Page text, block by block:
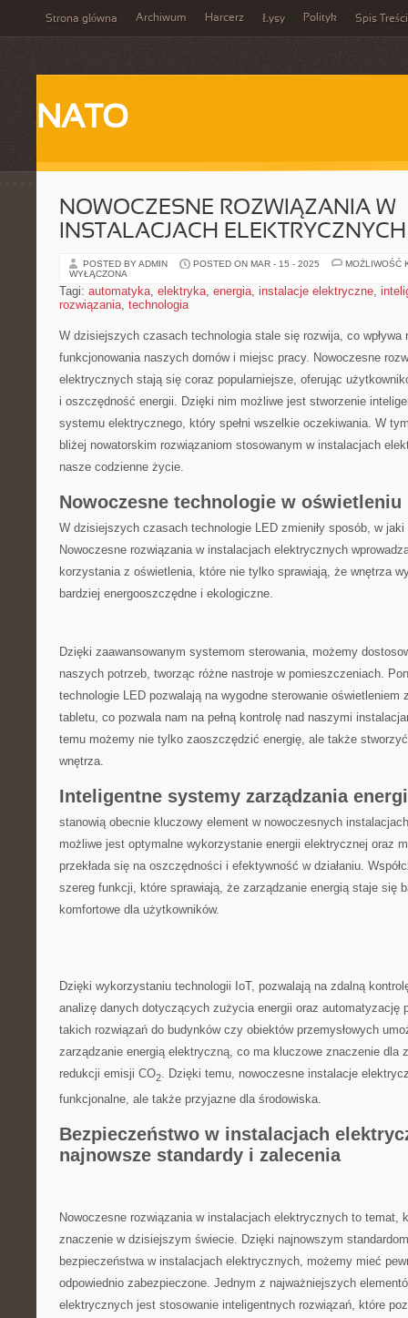
Strona główna Archiwum Harcerz Łysy Polityk Spis Treści
NATO
NOWOCZESNE ROZWIĄZANIA W
INSTALACJACH ELEKTRYCZNYCH
POSTED BY ADMIN POSTED ON MAR - 15 - 2025
MOŻLIWOŚĆ
WYŁĄCZONA
Tagi: automatyka, elektryka, energia, instalacje elektryczne,
rozwiązania, technologia
W dzisiejszych czasach technologia stale ⁣się rozwija, co wpływa
funkcjonowania naszych domów i miejsc pracy. Nowoczesne
elektrycznych stają się coraz popularniejsze, oferując‍
i oszczędność energii. Dzięki ⁢nim możliwe ​jest stworzenie
systemu ​elektrycznego,‌ który spełni wszelkie oczekiwania. W
bliżej nowatorskim rozwiązaniom stosowanym w instalacjach
nasze codzienne⁢ życie.
Nowoczesne technologie w oświetleniu‍
W dzisiejszych czasach technologie LED zmieniły sposób, w
Nowoczesne rozwiązania w instalacjach ⁤elektrycznych
korzystania⁣ z oświetlenia, ​które nie tylko sprawiają, że wnętrza
⁤bardziej energooszczędne i ekologiczne.
Dzięki zaawansowanym systemom sterowania, możemy
naszych potrzeb,‌ tworząc ⁢różne nastroje w pomieszczeniach.
technologie LED pozwalają na wygodne sterowanie oświetleniem
tabletu, co pozwala⁣ nam na ​pełną kontrolę⁤ nad⁤ naszymi
temu możemy nie ​tylko zaoszczędzić energię, ‌ale także‌
wnętrza.
Inteligentne systemy‌ zarządzania
stanowią obecnie kluczowy element ‌w nowoczesnych
możliwe jest optymalne wykorzystanie energii elektrycznej oraz
przekłada ⁤się na oszczędności ⁢i efektywność‌ w działaniu.
szereg funkcji, które sprawiają, że zarządzanie​ energią staje się
komfortowe dla użytkowników.
Dzięki wykorzystaniu ‍technologii ‍IoT, pozwalają na zdalną
analizę danych dotyczących zużycia energii oraz ⁢automatyzację
takich‌ rozwiązań do budynków czy obiektów przemysłowych
zarządzanie energią elektryczną, co ma kluczowe ⁤znaczenie dla
⁢redukcji emisji CO2. Dzięki temu, nowoczesne instalacje
funkcjonalne, ale także przyjazne dla środowiska.
Bezpieczeństwo w instalacjach
najnowsze standardy i zalecenia
Nowoczesne rozwiązania w instalacjach elektrycznych to temat,
znaczenie ​w dzisiejszym świecie. Dzięki najnowszym
bezpieczeństwa w instalacjach elektrycznych, możemy mieć
odpowiednio zabezpieczone. Jednym z najważniejszych
elektrycznych ​jest stosowanie inteligentnych rozwiązań, które⁣